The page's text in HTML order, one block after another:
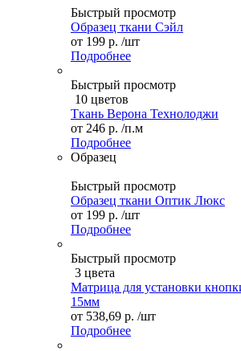
Быстрый просмотр
Образец ткани Сэйл
от 199 р. /шт
Подробнее
Быстрый просмотр
10 цветов
Ткань Верона Технолоджи
от 246 р. /п.м
Подробнее
Образец
Быстрый просмотр
Образец ткани Оптик Люкс
от 199 р. /шт
Подробнее
Быстрый просмотр
3 цвета
Матрица для установки
15мм
от 538,69 р. /шт
Подробнее